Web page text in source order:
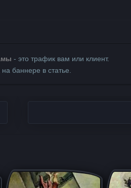
- это трафик вам или клиент.
баннере в статье.